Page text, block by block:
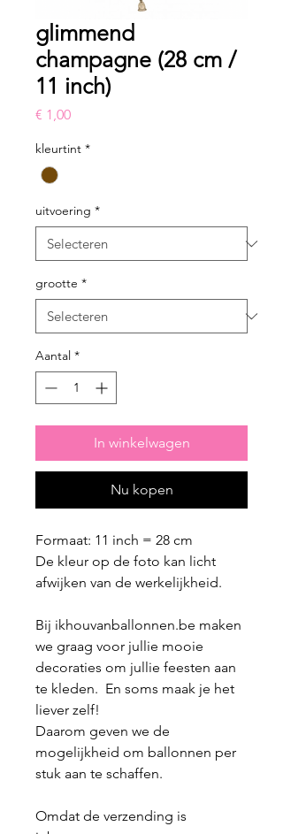
glimmend
champagne (28 cm /
11 inch)
€ 1,00Prijs
kleurtint *
uitvoering *
grootte *
Aantal *
In winkelwagen
Nu kopen
Formaat: 11 inch = 28 cm
De kleur op de foto kan licht
afwijken van de werkelijkheid.
Bij ikhouvanballonnen.be maken
we graag voor jullie mooie
decoraties om jullie feesten aan
te kleden. En soms maak je het
liever zelf!
Daarom geven we de
mogelijkheid om ballonnen per
stuk aan te schaffen.
Omdat de verzending is